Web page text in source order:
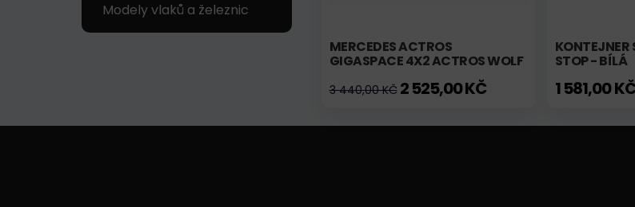
Modely vlaků a železnic
MERCEDES ACTROS
GIGASPACE 4X2 ACTROS WOLF
3 440,00 KČ2 525,00 KČ
KONTEJNER
STOP - BÍLÁ
1 581,00 KČ